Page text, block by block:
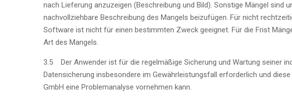
nach Lieferung anzuzeigen (Beschreibung und Bild). Sonstige Mängel
nachvollziehbare Beschreibung des Mangels beizufügen. Für nicht
Software ist nicht für einen bestimmten Zweck geeignet. Für die Frist
Art des Mangels.
3.5 Der Anwender ist für die regelmäßige Sicherung und Wartung seiner
Datensicherung insbesondere im Gewährleistungsfall erforderlich und
GmbH eine Problemanalyse vornehmen kann.